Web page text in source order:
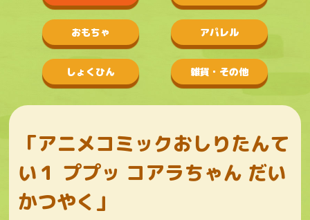
おもちゃ アパレル
しょくひん 雑貨・その他
「アニメコミックおしりたんて
い１ ププッ コアラちゃん だい
かつやく」